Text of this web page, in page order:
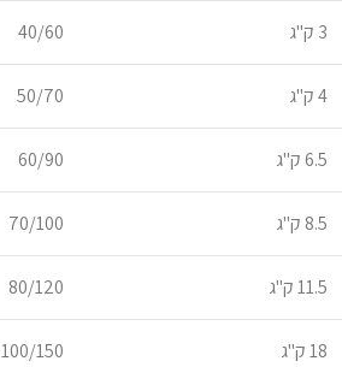
3 ק"ג 40/60
4 ק"ג 50/70
6.5 ק"ג 60/90
8.5 ק"ג 70/100
11.5 ק"ג 80/120
18 ק"ג 100/150